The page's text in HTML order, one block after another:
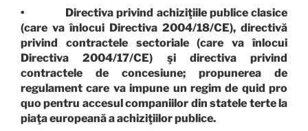
• Directiva privind achiziţiile publice clasice
(care va înlocui Directiva 2004/18/CE), directivă
privind contractele sectoriale (care va înlocui
Directiva 2004/17/CE) şi directiva privind
contractele de concesiune; propunerea de
regulament care va impune un regim de quid pro
quo pentru accesul companiilor din statele terte la
piaţa europeană a achiziţiilor publice.